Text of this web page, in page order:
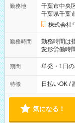
勤務地
千葉市中央
千葉県千葉
株式会社
勤務時間
勤務時間は
変形労働時間制 想
00～20：00
期間 単発・1日
特徴 日払いOK /
気になる！